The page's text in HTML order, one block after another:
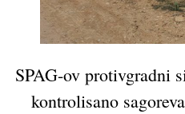
SPAG-ov protivgradni
kontrolisano